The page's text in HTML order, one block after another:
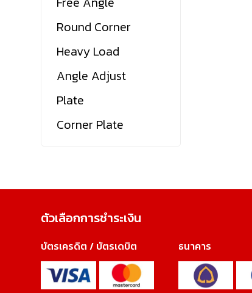
Round Corner
Heavy Load
Angle Adjust
Plate
Corner Plate
ตัวเลือกการชำระเงิน
บัตรเครดิต / บัตรเดบิต ธนาคาร